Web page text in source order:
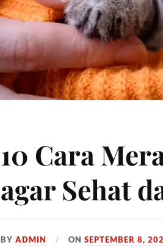
10 Cara
agar Sehat
BYADMIN ONSEPTEMBER 8,